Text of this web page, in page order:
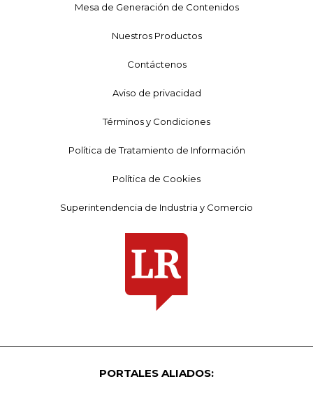
Mesa de Generación de Contenidos
Nuestros Productos
Contáctenos
Aviso de privacidad
Términos y Condiciones
Política de Tratamiento de Información
Política de Cookies
Superintendencia de Industria y Comercio
PORTALES ALIADOS: